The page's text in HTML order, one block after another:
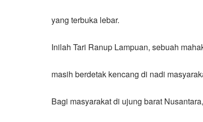
yang terbuka lebar.
Inilah Tari Ranup Lampuan, sebuah
masih berdetak kencang di nadi
Bagi masyarakat di ujung barat